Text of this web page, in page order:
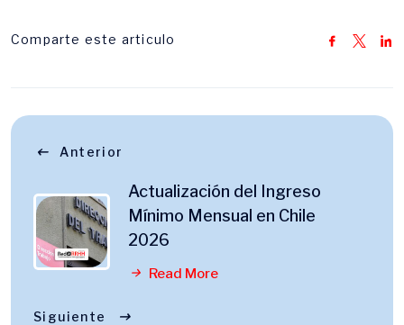
Comparte este articulo
Anterior
Actualización del Ingreso
Mínimo Mensual en Chile
2026
Read More
Siguiente